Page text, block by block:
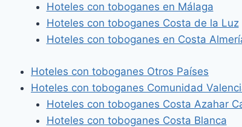
Hoteles con toboganes en Málaga
Hoteles con toboganes Costa de la Luz
Hoteles con toboganes en Costa
Hoteles con toboganes Otros Países
Hoteles con toboganes Comunidad
Hoteles con toboganes Costa Azahar
Hoteles con toboganes Costa Blanca